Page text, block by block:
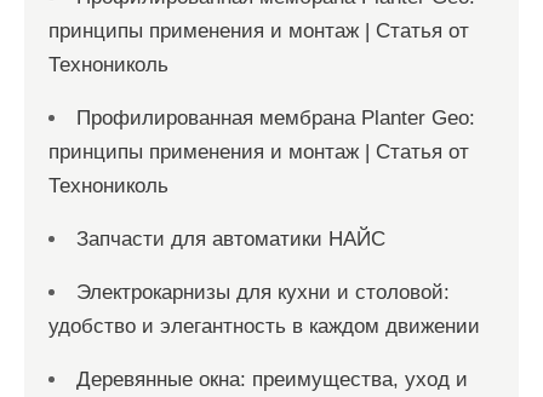
принципы применения и монтаж | Статья от
Технониколь
Профилированная мембрана Planter Geo:
принципы применения и монтаж | Статья от
Технониколь
Запчасти для автоматики НАЙС
Электрокарнизы для кухни и столовой:
удобство и элегантность в каждом движении
Деревянные окна: преимущества, уход и